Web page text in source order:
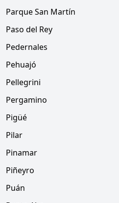
Parque San Martín
Paso del Rey
Pedernales
Pehuajó
Pellegrini
Pergamino
Pigüé
Pilar
Pinamar
Piñeyro
Puán